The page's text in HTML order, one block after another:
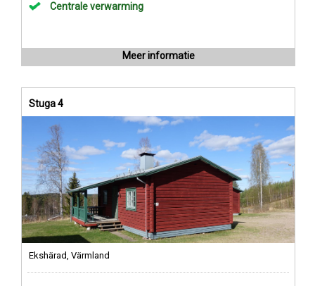
Centrale verwarming
Meer informatie
Stuga 4
Ekshärad, Värmland